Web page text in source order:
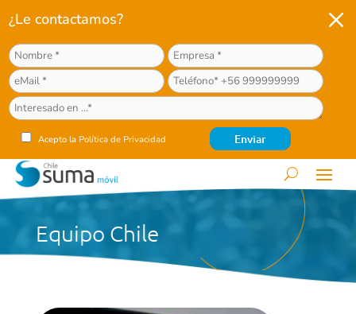
¿Le contactamos?
Acepto la Política de Privacidad
M
Equipo Chile